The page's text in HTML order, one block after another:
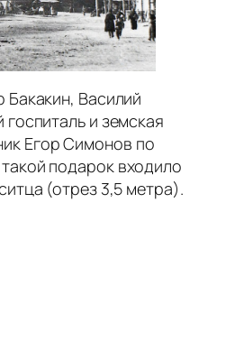
Бакакин, Василий
и земская
Егор Симонов по
подарок входило
(отрез 3,5 метра).